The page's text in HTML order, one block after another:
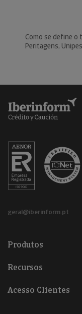
Como se define o
Peritagens,
geral@iberinform.pt
Produtos
Recursos
Acesso Clientes